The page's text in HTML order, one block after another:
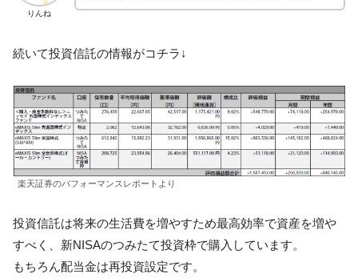
りんね
続いて投資信託の情報がコチラ↓
楽天証券のパフォーマンスレポートより
投資信託は将来の生活費を増やすため最高効率で資産を増や
すべく、新NISAのつみたて投資枠で購入しています。
もちろん配当金は再投資設定です。